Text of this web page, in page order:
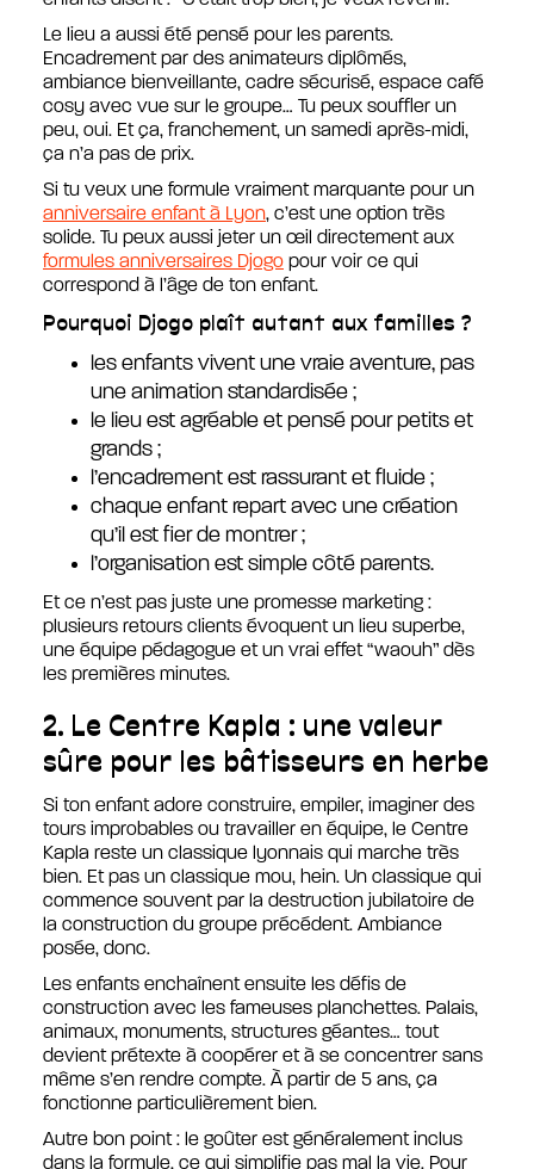
Le lieu a aussi été pensé pour les parents.
Encadrement par des animateurs diplômés,
ambiance bienveillante, cadre sécurisé, espace café
cosy avec vue sur le groupe… Tu peux souffler un
peu, oui. Et ça, franchement, un samedi après-midi,
ça n’a pas de prix.
Si tu veux une formule vraiment marquante pour un
anniversaire enfant à Lyon, c’est une option très
solide. Tu peux aussi jeter un œil directement aux
formules anniversaires Djogo pour voir ce qui
correspond à l’âge de ton enfant.
Pourquoi Djogo plaît autant aux familles ?
les enfants vivent une vraie aventure, pas
une animation standardisée ;
le lieu est agréable et pensé pour petits et
grands ;
l’encadrement est rassurant et fluide ;
chaque enfant repart avec une création
qu’il est fier de montrer ;
l’organisation est simple côté parents.
Et ce n’est pas juste une promesse marketing :
plusieurs retours clients évoquent un lieu superbe,
une équipe pédagogue et un vrai effet “waouh” dès
les premières minutes.
2. Le Centre Kapla : une valeur
sûre pour les bâtisseurs en herbe
Si ton enfant adore construire, empiler, imaginer des
tours improbables ou travailler en équipe, le Centre
Kapla reste un classique lyonnais qui marche très
bien. Et pas un classique mou, hein. Un classique qui
commence souvent par la destruction jubilatoire de
la construction du groupe précédent. Ambiance
posée, donc.
Les enfants enchaînent ensuite les défis de
construction avec les fameuses planchettes. Palais,
animaux, monuments, structures géantes… tout
devient prétexte à coopérer et à se concentrer sans
même s’en rendre compte. À partir de 5 ans, ça
fonctionne particulièrement bien.
Autre bon point : le goûter est généralement inclus
dans la formule, ce qui simplifie pas mal la vie. Pour